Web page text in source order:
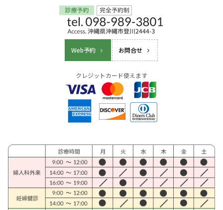
Web予約 お問合せ
クレジットカード使えます